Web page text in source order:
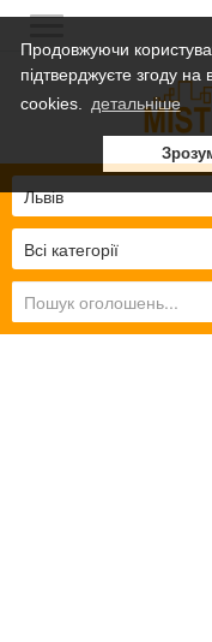
Продовжуючи
підтверджуєте згоду
cookies.
детальніше
Українська
Українська
Русский
Всі категорії
Львів